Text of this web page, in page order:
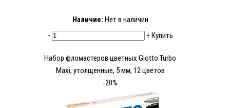
Наличие: Нет в наличии
-
+Купить
Набор фломастеров цветных Giotto Turbo
Maxi, утолщенные, 5 мм, 12 цветов
-20%